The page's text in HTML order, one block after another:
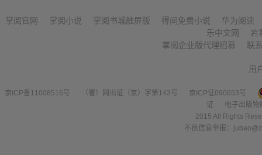
掌阅官网 掌阅小说 掌阅书城触屏版 得间免费小说
华为阅读
乐中文网
若
掌阅企业版代理招募
联
用
京ICP备11008516号 （署）网出证（京）字第143号
京ICP证090653号
证
电子出版
2015 All Rights
不良信息举报：